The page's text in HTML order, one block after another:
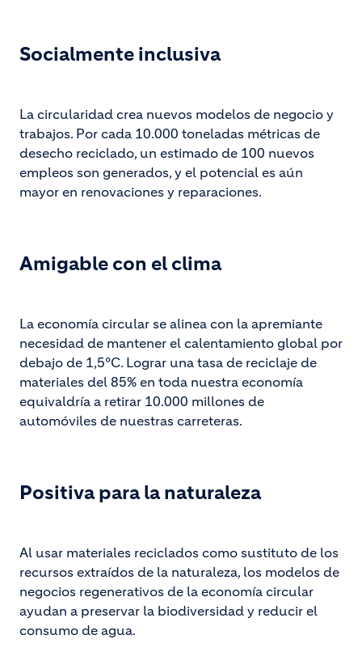
Socialmente inclusiva
La circularidad crea nuevos modelos de negocio y
trabajos. Por cada 10.000 toneladas métricas de
desecho reciclado, un estimado de 100 nuevos
empleos son generados, y el potencial es aún
mayor en renovaciones y reparaciones.
Amigable con el clima
La economía circular se alinea con la apremiante
necesidad de mantener el calentamiento global por
debajo de 1,5°C. Lograr una tasa de reciclaje de
materiales del 85% en toda nuestra economía
equivaldría a retirar 10.000 millones de
automóviles de nuestras carreteras.
Positiva para la naturaleza
Al usar materiales reciclados como sustituto de los
recursos extraídos de la naturaleza, los modelos de
negocios regenerativos de la economía circular
ayudan a preservar la biodiversidad y reducir el
consumo de agua.